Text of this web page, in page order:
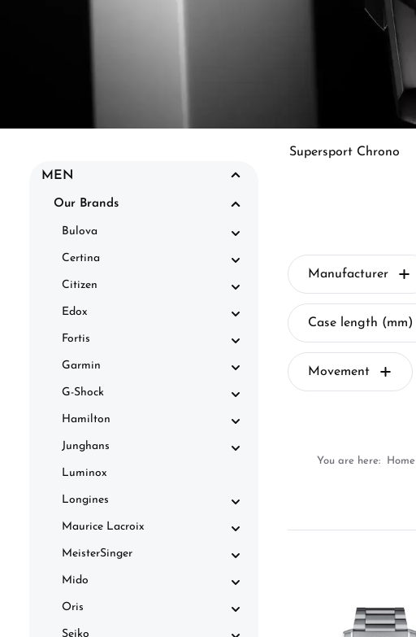
MEN
Our Brands
Bulova
Certina
Citizen
Edox
Fortis
Garmin
G-Shock
Hamilton
Junghans
Luminox
Longines
Maurice Lacroix
MeisterSinger
Mido
Oris
Seiko
Supersport Chrono
Manufacturer
Case length (mm)
Movement
You are here: Home